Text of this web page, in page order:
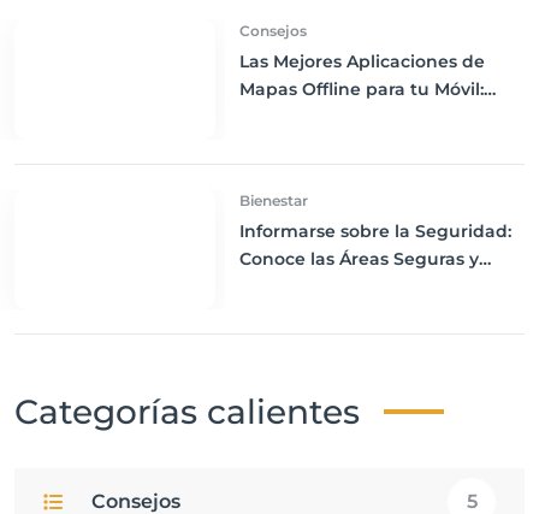
Consejos
Las Mejores Aplicaciones de
Mapas Offline para tu Móvil:
Bienestar
Informarse sobre la Seguridad:
Conoce las Áreas Seguras y
Categorías calientes
Consejos 5